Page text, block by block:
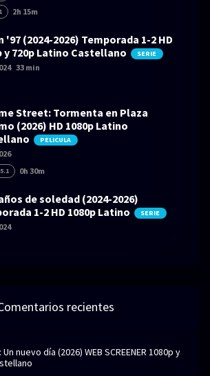
2h 15m
'97 (2024-2026) Temporada 1-2 HD
y 720p Latino Castellano
SERIE
33 min
Street: Tormenta en Plaza
(2026) HD 1080p Latino
PELICULA
0h 30m
de soledad (2024-2026)
1-2 HD 1080p Latino
SERIE
recientes
nuevo día (2026) WEB SCREENER 1080p y